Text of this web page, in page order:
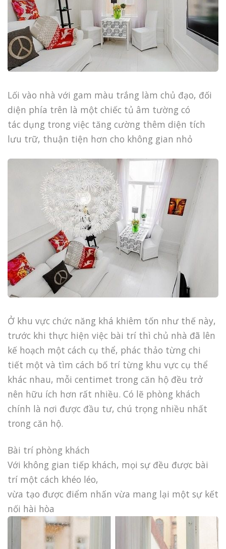
Lối vào nhà với gam màu trắng làm chủ đạo, đối
diện phía trên là một chiếc tủ âm tường có
tác dụng trong việc tăng cường thêm diện tích
lưu trữ, thuận tiện hơn cho không gian nhỏ
Ở khu vực chức năng khá khiêm tốn như thế này,
trước khi thực hiện việc bài trí thì chủ nhà đã lên
kế hoạch một cách cụ thể, phác thảo từng chi
tiết một và tìm cách bố trí từng khu vực cụ thể
khác nhau, mỗi centimet trong căn hộ đều trở
nên hữu ích hơn rất nhiều. Có lẽ phòng khách
chính là nơi được đầu tư, chú trọng nhiều nhất
trong căn hộ.
Bài trí phòng khách
Với không gian tiếp khách, mọi sự đều được bài
trí một cách khéo léo,
vừa tạo được điểm nhấn vừa mang lại một sự kết
nối hài hòa